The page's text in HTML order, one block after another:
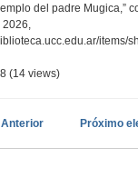
del padre Mugica,”
2026,
items/
(14 views)
Próximo